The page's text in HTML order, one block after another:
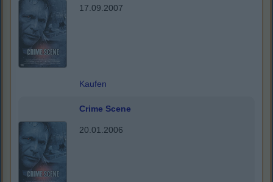
17.09.2007
Kaufen
Crime Scene
20.01.2006